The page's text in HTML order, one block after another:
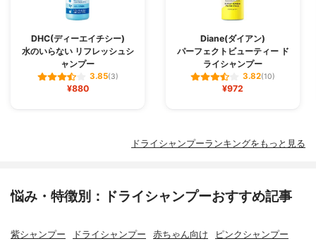
DHC(ディーエイチシー)
水のいらない リフレッシュシ
ャンプー
3.85(3)
¥880
Diane(ダイアン)
パーフェクトビューティー ド
ライシャンプー
3.82(10)
¥972
ドライシャンプーランキングをもっと見る
悩み・特徴別：ドライシャンプーおすすめ記事
紫シャンプー ドライシャンプー 赤ちゃん向け ピンクシャンプー